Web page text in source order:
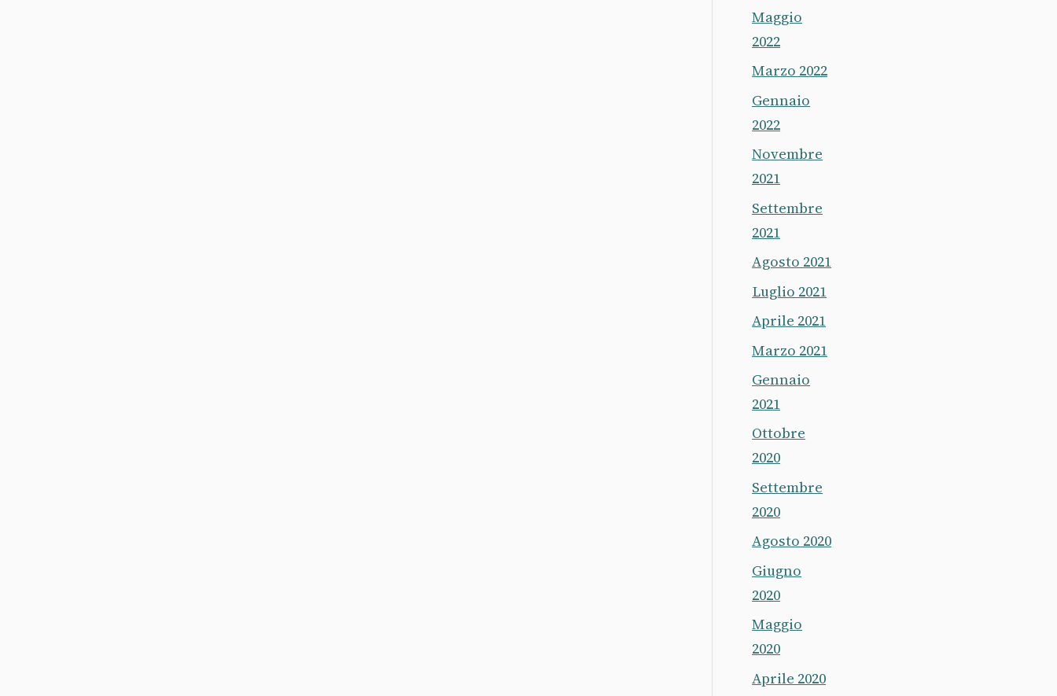
Maggio
2022
Marzo 2022
Gennaio
2022
Novembre
2021
Settembre
2021
Agosto 2021
Luglio 2021
Aprile 2021
Marzo 2021
Gennaio
2021
Ottobre
2020
Settembre
2020
Agosto 2020
Giugno
2020
Maggio
2020
Aprile 2020